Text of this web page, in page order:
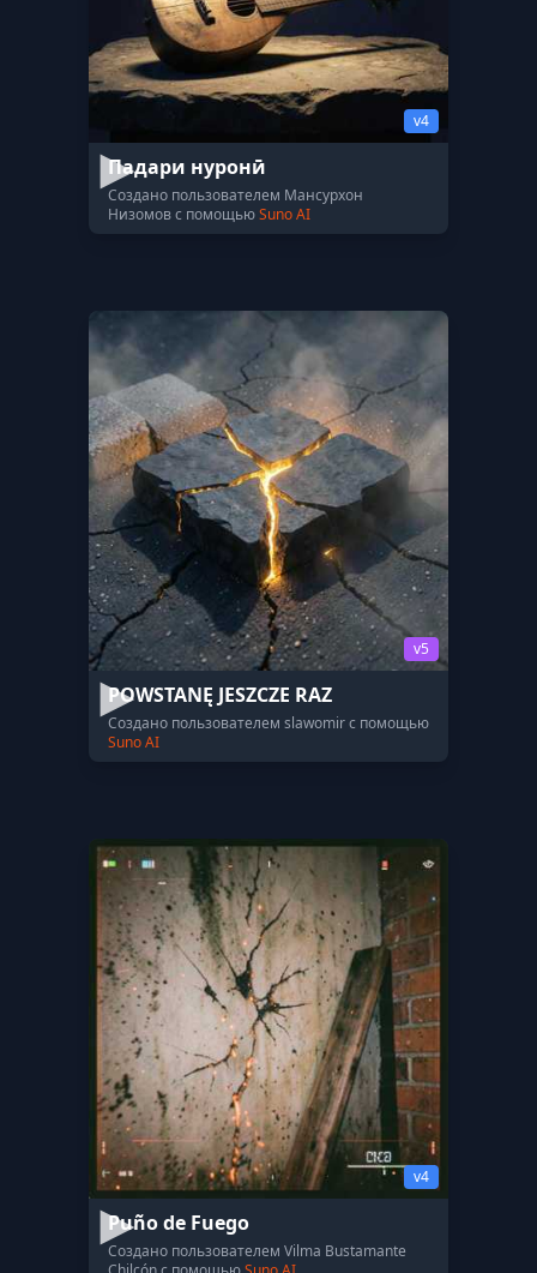
v4
Падари нуронӣ
Создано пользователем Мансурхон
Низомов с помощьюSuno AI
v5
POWSTANĘ JESZCZE RAZ
Создано пользователем slawomir с помощью
Suno AI
v4
Puño de Fuego
Создано пользователем Vilma Bustamante